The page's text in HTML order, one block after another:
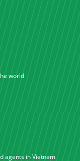
world
agents in Vietnam